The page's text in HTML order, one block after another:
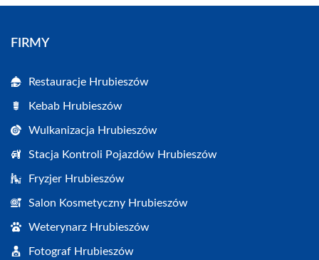
FIRMY
Restauracje Hrubieszów
Kebab Hrubieszów
Wulkanizacja Hrubieszów
Stacja Kontroli Pojazdów Hrubieszów
Fryzjer Hrubieszów
Salon Kosmetyczny Hrubieszów
Weterynarz Hrubieszów
Fotograf Hrubieszów